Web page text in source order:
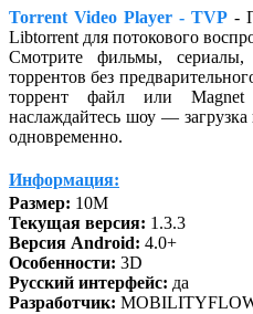
Torrent Video Player - TVP -
Libtorrent для потокового
Смотрите фильмы,
торрентов без
торрент файл или
наслаждайтесь шоу —
одновременно.
Информация:
Размер: 10M
Текущая версия: 1.3.3
Версия Android: 4.0+
Особенности: 3D
Русский интерфейс: да
Разработчик: